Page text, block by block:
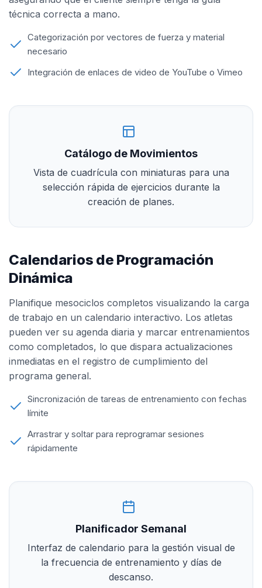
técnica correcta a mano.
Categorización por vectores de fuerza y material
necesario
Integración de enlaces de video de YouTube o Vimeo
Catálogo de Movimientos
Vista de cuadrícula con miniaturas para una
selección rápida de ejercicios durante la
creación de planes.
Calendarios de Programación
Dinámica
Planifique mesociclos completos visualizando la carga
de trabajo en un calendario interactivo. Los atletas
pueden ver su agenda diaria y marcar entrenamientos
como completados, lo que dispara actualizaciones
inmediatas en el registro de cumplimiento del
programa general.
Sincronización de tareas de entrenamiento con fechas
límite
Arrastrar y soltar para reprogramar sesiones
rápidamente
Planificador Semanal
Interfaz de calendario para la gestión visual de
la frecuencia de entrenamiento y días de
descanso.